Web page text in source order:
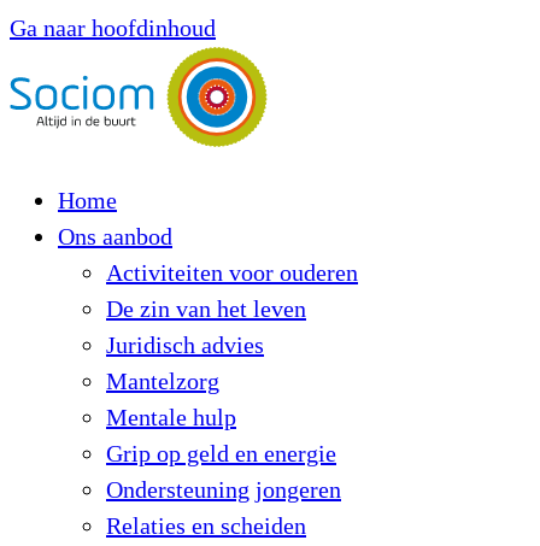
Ga naar hoofdinhoud
Home
Ons aanbod
Activiteiten voor ouderen
De zin van het leven
Juridisch advies
Mantelzorg
Mentale hulp
Grip op geld en energie
Ondersteuning jongeren
Relaties en scheiden